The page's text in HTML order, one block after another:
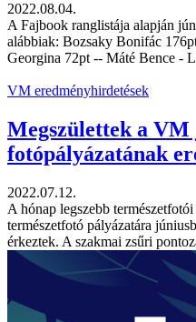
2022.08.04.
A Fajbook ranglistája alapján
alábbiak: Bozsaky Bonifác
Georgina 72pt -- Máté Bence -
VM eredményhirdetések
Megszülettek a
fotópályázatának
2022.07.12.
A hónap legszebb
természetfotó pályázatára
érkeztek. A szakmai zsűri